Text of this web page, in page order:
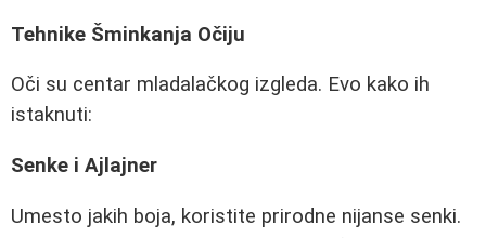
Tehnike Šminkanja Očiju
Oči su centar mladalačkog izgleda. Evo kako ih
istaknuti:
Senke i Ajlajner
Umesto jakih boja, koristite prirodne nijanse senki.